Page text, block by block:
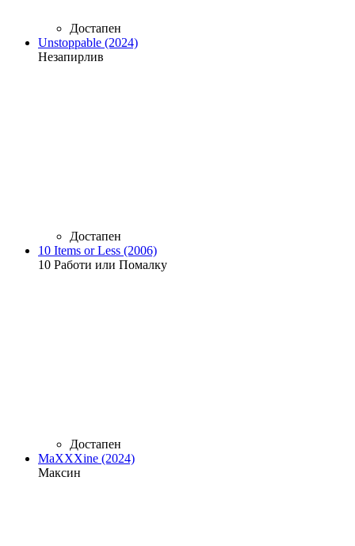
Достапен
Unstoppable (2024)
Незапирлив
Достапен
10 Items or Less (2006)
10 Работи или Помалку
Достапен
MaXXXine (2024)
Максин